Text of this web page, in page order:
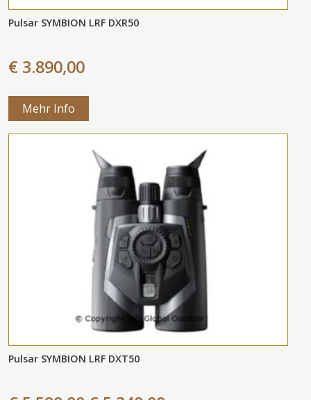
Pulsar SYMBION LRF DXR50
€ 3.890,00
Mehr Info
Pulsar SYMBION LRF DXT50